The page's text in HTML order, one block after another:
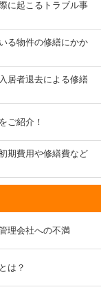
に起こるトラブル事
る物件の修繕にかか
居者退去による修繕
ご紹介！
期費用や修繕費など
理会社への不満
は？